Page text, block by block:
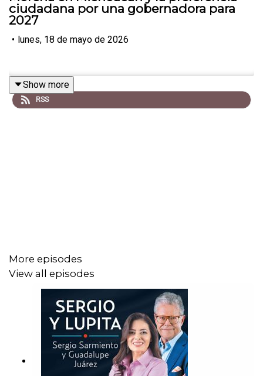
ciudadana por una gobernadora para
2027
• lunes, 18 de mayo de 2026
Show more
RSS
More episodes
View all episodes